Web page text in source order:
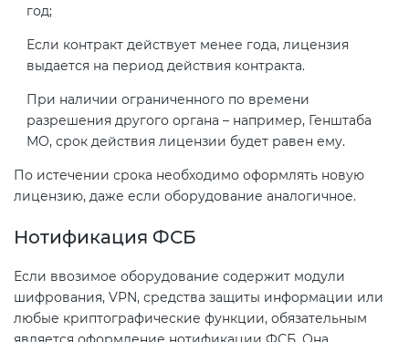
год;
Если контракт действует менее года, лицензия
выдается на период действия контракта.
При наличии ограниченного по времени
разрешения другого органа – например, Генштаба
МО, срок действия лицензии будет равен ему.
По истечении срока необходимо оформлять новую
лицензию, даже если оборудование аналогичное.
Нотификация ФСБ
Если ввозимое оборудование содержит модули
шифрования, VPN, средства защиты информации или
любые криптографические функции, обязательным